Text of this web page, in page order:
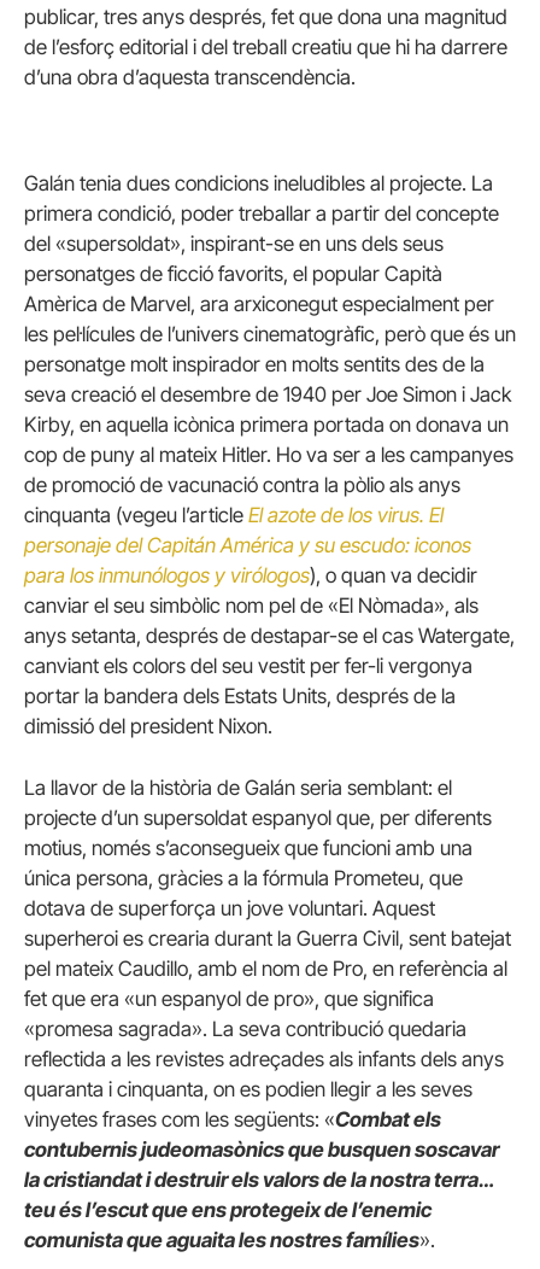
publicar, tres anys després, fet que dona una magnitud
de l’esforç editorial i del treball creatiu que hi ha darrere
d’una obra d’aquesta transcendència.
Galán tenia dues condicions ineludibles al projecte. La
primera condició, poder treballar a partir del concepte
del «supersoldat», inspirant-se en uns dels seus
personatges de ficció favorits, el popular Capità
Amèrica de Marvel, ara arxiconegut especialment per
les pel·lícules de l’univers cinematogràfic, però que és un
personatge molt inspirador en molts sentits des de la
seva creació el desembre de 1940 per Joe Simon i Jack
Kirby, en aquella icònica primera portada on donava un
cop de puny al mateix Hitler. Ho va ser a les campanyes
de promoció de vacunació contra la pòlio als anys
cinquanta (vegeu l’article El azote de los virus. El
personaje del Capitán América y su escudo: iconos
para los inmunólogos y virólogos), o quan va decidir
canviar el seu simbòlic nom pel de «El Nòmada», als
anys setanta, després de destapar-se el cas Watergate,
canviant els colors del seu vestit per fer-li vergonya
portar la bandera dels Estats Units, després de la
dimissió del president Nixon.
La llavor de la història de Galán seria semblant: el
projecte d’un supersoldat espanyol que, per diferents
motius, només s’aconsegueix que funcioni amb una
única persona, gràcies a la fórmula Prometeu, que
dotava de superforça un jove voluntari. Aquest
superheroi es crearia durant la Guerra Civil, sent batejat
pel mateix Caudillo, amb el nom de Pro, en referència al
fet que era «un espanyol de pro», que significa
«promesa sagrada». La seva contribució quedaria
reflectida a les revistes adreçades als infants dels anys
quaranta i cinquanta, on es podien llegir a les seves
vinyetes frases com les següents: «Combat els
contubernis judeomasònics que busquen soscavar
la cristiandat i destruir els valors de la nostra terra…
teu és l’escut que ens protegeix de l’enemic
comunista que aguaita les nostres famílies».